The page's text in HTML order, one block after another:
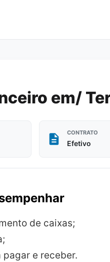
em/
CONTRATO
Efetivo
de caixas;
pagar e receber.